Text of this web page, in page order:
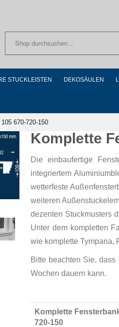
STUCKLEISTEN DEKOSÄULEN
670-720-150
Komplette
Die einbaufertige
integriertem
wetterfeste
weiteren
dezenten Stuckmusters
Unter dem kompletten
wie komplette Tympana,
Bitte beachten Sie,
Wochen dauern kann.
Grouped
product
Komplette
720-150